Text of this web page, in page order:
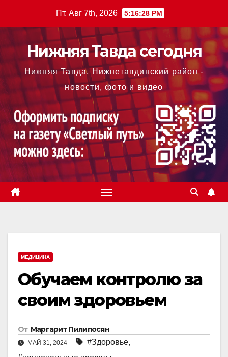
содержимому
Пт. Авг 7th, 2026 5:16:29 PM
Нижняя Тавда сегодня
Нижняя Тавда, Нижнетавдинский район -
новости, фото и видео
МЕДИЦИНА
Обучаем контролю за
своим здоровьем
От Маргарит Пилипосян
МАЙ 31, 2024 #Здоровье,